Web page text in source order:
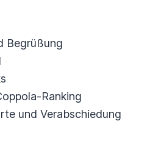
Begrüßung
Ranking
und Verabschiedung